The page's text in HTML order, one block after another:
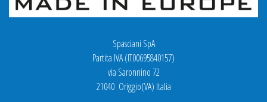
Spasciani SpA
Partita IVA (IT00695840157)
via Saronnino 72
21040 Origgio(VA) Italia